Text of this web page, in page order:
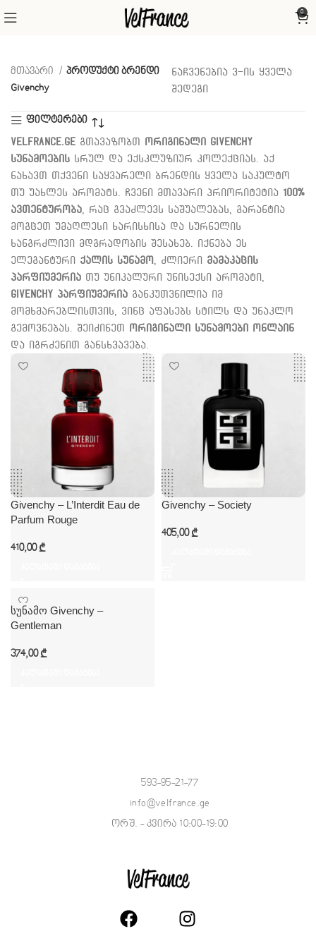
0
მთავარი
პროდუქტი ბრენდი
Givenchy
ნაჩვენებია 3-ის ყველა
შედეგი
ფილტერები
Velfrance.ge გთავაზობთ
ორიგინალი Givenchy
სუნამოების სრულ და ექსკლუზიურ კოლექციას. აქ
ნახავთ თქვენი საყვარელი ბრენდის ყველა საკულტო
თუ უახლეს არომატს. ჩვენი მთავარი პრიორიტეტია 100%
ავთენტურობა , რაც გვაძლევს საშუალებას, გარანტია
მოგცეთ უმაღლესი ხარისხისა და სურნელის
ხანგრძლივი მდგრადობის შესახებ. იქნება ეს
ელეგანტური ქალის სუნამო , ძლიერი მამაკაცის
პარფიუმერია თუ უნიკალური უნისექსი არომატი,
Givenchy პარფიუმერია განკუთვნილია იმ
მომხმარებლისთვის, ვინც აფასებს სტილს და უნაკლო
გემოვნებას. შეიძინეთ
ორიგინალი სუნამოები ონლაინ
და იგრძენით განსხვავება.
Givenchy – L’Interdit Eau de
Parfum Rouge
410,00₾
Givenchy – Society
405,00₾
სუნამო Givenchy –
Gentleman
374,00₾
593-95-21-77
info@velfrance.ge
ორშ. - კვირა 10:00-19:00